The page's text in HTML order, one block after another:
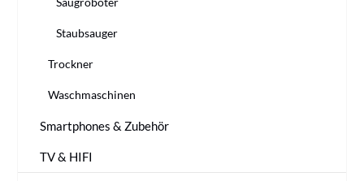
Staubsauger
Trockner
Waschmaschinen
Smartphones & Zubehör
TV & HIFI